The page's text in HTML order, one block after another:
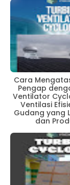
Cara
Pengap
Ventilator
Ventilasi
Gudang yang
dan